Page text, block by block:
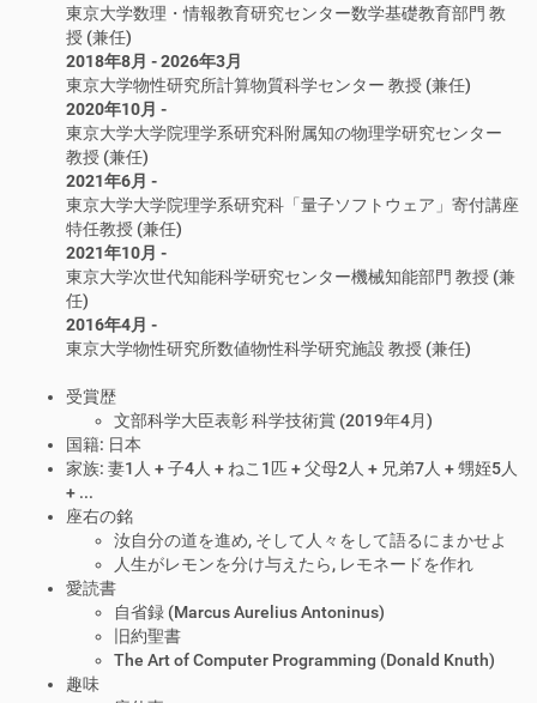
東京大学数理・情報教育研究センター数学基礎教育部門 教
授 (兼任)
2018年8月 - 2026年3月
東京大学物性研究所計算物質科学センター 教授 (兼任)
2020年10月 -
東京大学大学院理学系研究科附属知の物理学研究センター
教授 (兼任)
2021年6月 -
東京大学大学院理学系研究科「量子ソフトウェア」寄付講座
特任教授 (兼任)
2021年10月 -
東京大学次世代知能科学研究センター機械知能部門 教授 (兼
任)
2016年4月 -
東京大学物性研究所数値物性科学研究施設 教授 (兼任)
受賞歴
文部科学大臣表彰 科学技術賞 (2019年4月)
国籍: 日本
家族: 妻1人 + 子4人 + ねこ1匹 + 父母2人 + 兄弟7人 + 甥姪5人
+ ...
座右の銘
汝自分の道を進め, そして人々をして語るにまかせよ
人生がレモンを分け与えたら, レモネードを作れ
愛読書
自省録 (Marcus Aurelius Antoninus)
旧約聖書
The Art of Computer Programming (Donald Knuth)
趣味